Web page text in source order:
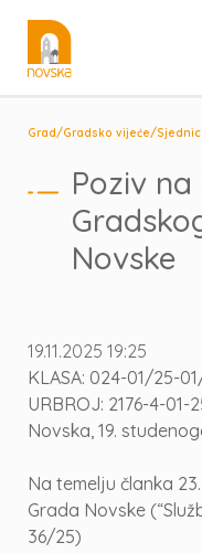
Grad/Gradsko vijeće/
Poziv na
Novske
19.11.2025 19:25
KLASA: 024-01/25-
URBROJ: 2176-4-01-
Novska, 19.
Na temelju članka
Grada Novske
36/25)